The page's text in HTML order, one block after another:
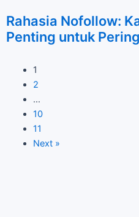
Rahasia Nofollow:
Penting untuk
1
2
…
10
11
Next »